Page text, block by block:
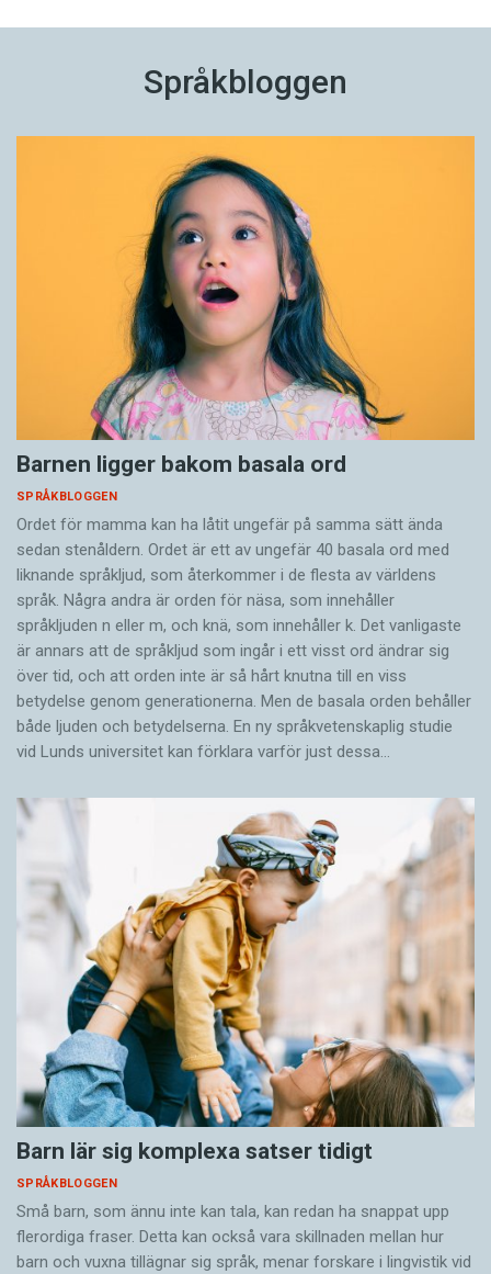
Språkbloggen
Barnen ligger bakom basala ord
SPRÅKBLOGGEN
Ordet för mamma kan ha låtit ungefär på samma sätt ända
sedan stenåldern. Ordet är ett av ungefär 40 basala ord med
liknande språkljud, som återkommer i de flesta av världens
språk. Några andra är orden för näsa, som innehåller
språkljuden n eller m, och knä, som innehåller k. Det vanligaste
är annars att de språkljud som ingår i ett visst ord ändrar sig
över tid, och att orden inte är så hårt knutna till en viss
betydelse genom generationerna. Men de basala orden behåller
både ljuden och betydelserna. En ny språkvetenskaplig studie
vid Lunds universitet kan förklara varför just dessa…
Barn lär sig komplexa satser tidigt
SPRÅKBLOGGEN
Små barn, som ännu inte kan tala, kan redan ha snappat upp
flerordiga fraser. Detta kan också vara skillnaden mellan hur
barn och vuxna tillägnar sig språk, menar forskare i lingvistik vid